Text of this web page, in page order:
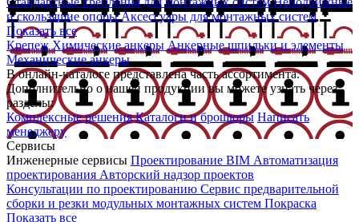
и скользящие опорыАксессуары для монтажных систем
Показать все
КрепежХимические анкеры Анкерные шпильки и элементы
Механические анкеры
В онлайн-каталоге представлена часть ассортимента.
Дополнительно о нашей продукции вы можете узнать через
разделы:
Комплексные решения Каталоги и брошюры Написать
менеджеру
Сервисы
Инженерные сервисы Проектирование BIM Автоматизация
проектирования Авторский надзор проектов
Консультации по проектированию Сервис предварительной
сборки и резки модульных монтажных систем Покраска
Показать все